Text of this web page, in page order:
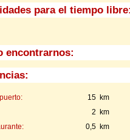
para el tiempo
encontrarnos:
15 km
2 km
0,5 km